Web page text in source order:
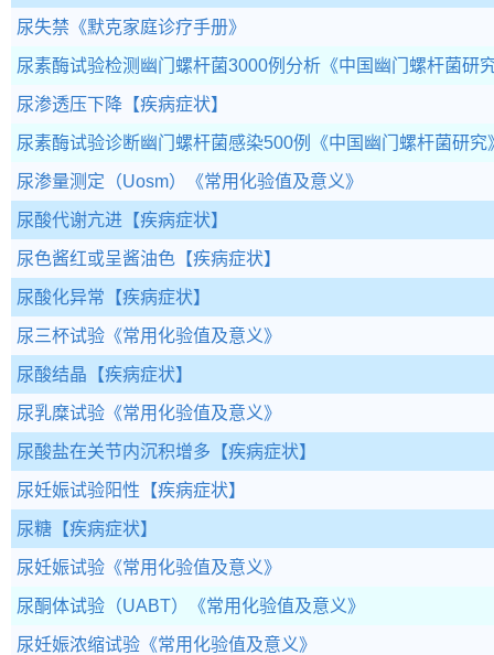
尿失禁 《默克家庭诊疗手册》
尿素酶试验检测幽门螺杆菌3000例分析 《中国幽门螺杆菌研
尿渗透压下降 【疾病症状】
尿素酶试验诊断幽门螺杆菌感染500例 《中国幽门螺杆菌研究
尿渗量测定（Uosm） 《常用化验值及意义》
尿酸代谢亢进 【疾病症状】
尿色酱红或呈酱油色 【疾病症状】
尿酸化异常 【疾病症状】
尿三杯试验 《常用化验值及意义》
尿酸结晶 【疾病症状】
尿乳糜试验 《常用化验值及意义》
尿酸盐在关节内沉积增多 【疾病症状】
尿妊娠试验阳性 【疾病症状】
尿糖 【疾病症状】
尿妊娠试验 《常用化验值及意义》
尿酮体试验（UABT） 《常用化验值及意义》
尿妊娠浓缩试验 《常用化验值及意义》